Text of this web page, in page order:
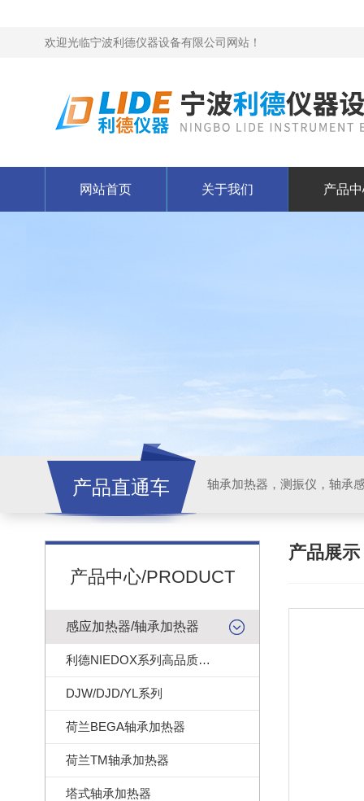
欢迎光临宁波利德仪器设备有限公司网站！
网站首页 关于我们 产品
产品直通车 轴承加热器，测振仪，轴承
产品中心/PRODUCT
感应加热器/轴承加热器
利德NIEDOX系列高品质轴承加热器
DJW/DJD/YL系列
荷兰BEGA轴承加热器
荷兰TM轴承加热器
塔式轴承加热器
产品展示